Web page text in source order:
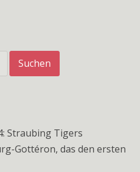
Straubing Tigers
Gottéron, das den ersten